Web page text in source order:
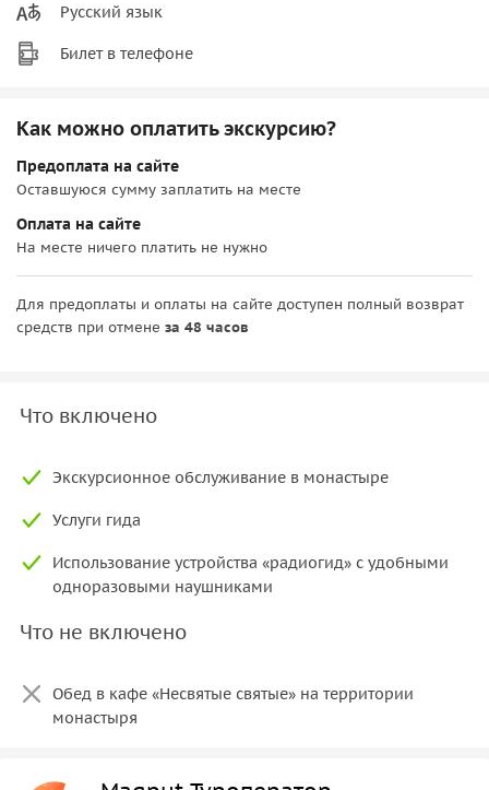
Русский язык
Билет в телефоне
Как можно оплатить экскурсию?
Предоплата на сайте
Оставшуюся сумму заплатить на месте
Оплата на сайте
На месте ничего платить не нужно
Для предоплаты и оплаты на сайте доступен полный возврат
средств при отмене за 48 часов
Что включено
Экскурсионное обслуживание в монастыре
Услуги гида
Использование устройства «радиогид» с удобными
одноразовыми наушниками
Что не включено
Обед в кафе «Несвятые святые» на территории
монастыря